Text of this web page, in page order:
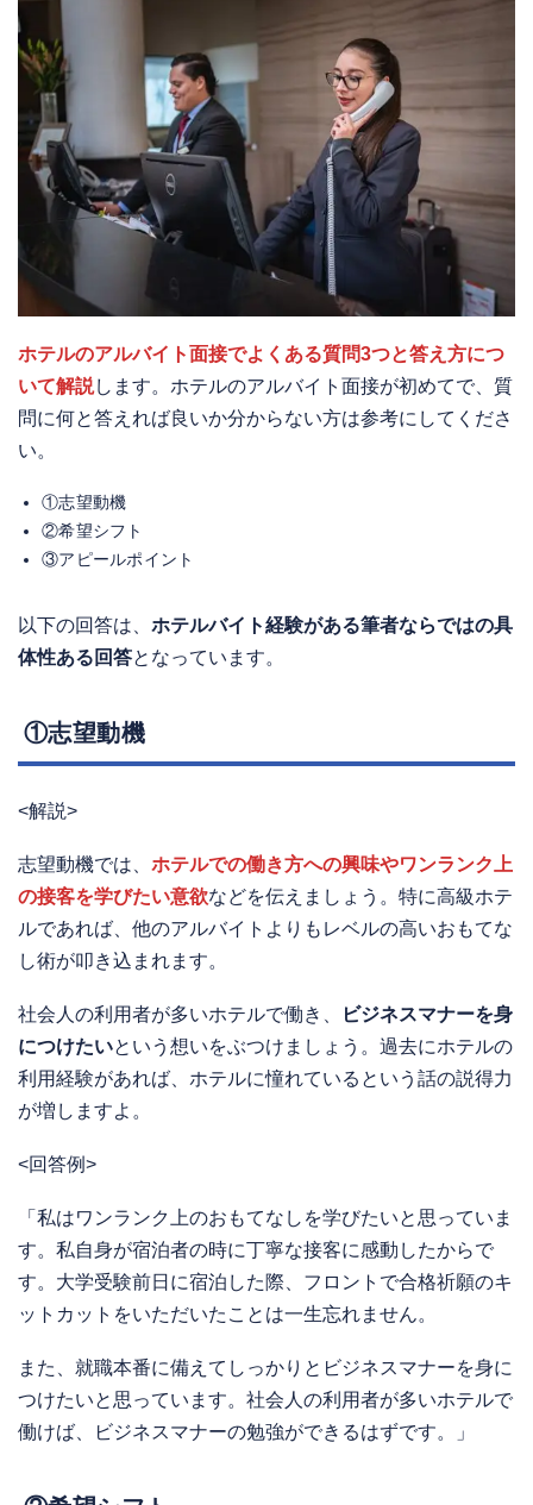
ホテルのアルバイト面接でよくある質問3つと答え方につ
いて解説します。ホテルのアルバイト面接が初めてで、質
問に何と答えれば良いか分からない方は参考にしてくださ
い。
①志望動機
②希望シフト
③アピールポイント
以下の回答は、 ホテルバイト経験がある筆者ならではの具
体性ある回答となっています。
①志望動機
<解説>
志望動機では、 ホテルでの働き方への興味やワンランク上
の接客を学びたい意欲などを伝えましょう。特に高級ホテ
ルであれば、他のアルバイトよりもレベルの高いおもてな
し術が叩き込まれます。
社会人の利用者が多いホテルで働き、
ビジネスマナーを身
につけたいという想いをぶつけましょう。過去にホテルの
利用経験があれば、ホテルに憧れているという話の説得力
が増しますよ。
<回答例>
「私はワンランク上のおもてなしを学びたいと思っていま
す。私自身が宿泊者の時に丁寧な接客に感動したからで
す。大学受験前日に宿泊した際、フロントで合格祈願のキ
ットカットをいただいたことは一生忘れません。
また、就職本番に備えてしっかりとビジネスマナーを身に
つけたいと思っています。社会人の利用者が多いホテルで
働けば、ビジネスマナーの勉強ができるはずです。」